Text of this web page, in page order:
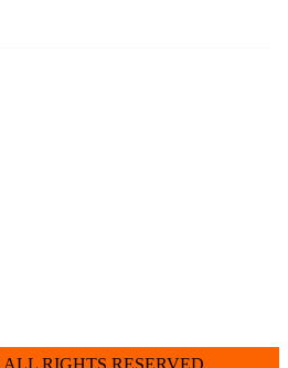
ALL RIGHTS RESERVED.